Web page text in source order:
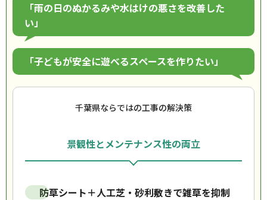
「雨の日のぬかるみや水はけの悪さを改善した
い」
「子どもが安全に遊べるスペースを作りたい」
千葉県ならではの工事の解決策
景観性とメンテナンス性の両立
防草シート＋人工芝・砂利敷きで雑草を抑制